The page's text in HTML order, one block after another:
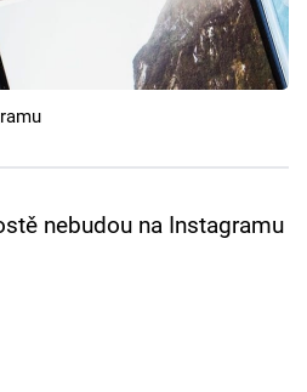
nebudou na Instagramu